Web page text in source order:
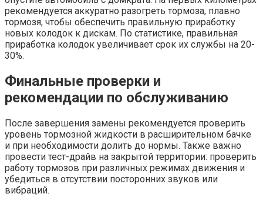
рекомендуется аккуратно разогреть тормоза, плавно
тормозя, чтобы обеспечить правильную приработку
новых колодок к дискам. По статистике, правильная
приработка колодок увеличивает срок их службы на 20-
30%.
Финальные проверки и
рекомендации по обслуживанию
После завершения замены рекомендуется проверить
уровень тормозной жидкости в расширительном бачке
и при необходимости долить до нормы. Также важно
провести тест-драйв на закрытой территории: проверить
работу тормозов при различных режимах движения и
убедиться в отсутствии посторонних звуков или
вибраций.